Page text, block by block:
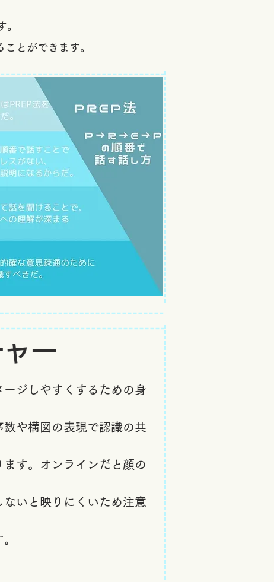
。
とができます。
ー
ジしやすくするための身
や構図の表現で認識の共
す。​オンラインだと顔の
いと映りにくいため注意